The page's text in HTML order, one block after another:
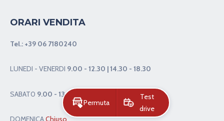
ORARI VENDITA
Tel.: +39 06 7180240
LUNEDI - VENERDI 9.00 - 12.30 | 14.30 - 18.30
SABAT0 9.00 - 13.00
DOMENICAChiuso
Permuta
Test
drive